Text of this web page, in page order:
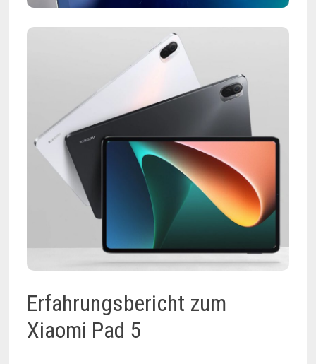
Erfahrungsbericht zum
Xiaomi Pad 5